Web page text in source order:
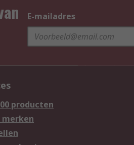
E-mailadres
producten
merken